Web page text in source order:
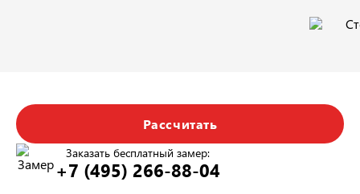
Рассчитать
Заказать бесплатный замер:
+7 (495) 266-88-04